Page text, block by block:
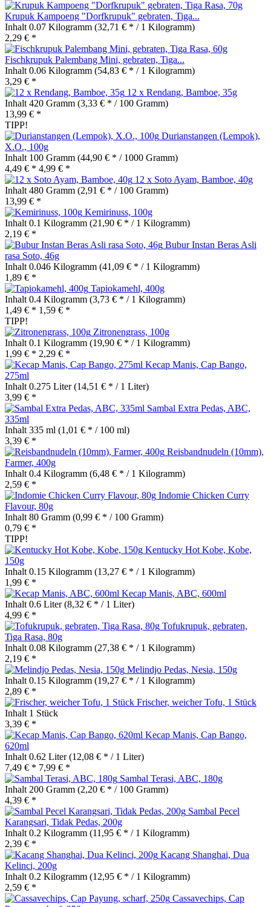
Krupuk Kampoeng "Dorfkrupuk" gebraten, Tiga...
Inhalt 0.07 Kilogramm (32,71 € * / 1 Kilogramm)
2,29 € *
Fischkrupuk Palembang Mini, gebraten, Tiga...
Inhalt 0.06 Kilogramm (54,83 € * / 1 Kilogramm)
3,29 € *
12 x Rendang, Bamboe, 35g
Inhalt 420 Gramm (3,33 € * / 100 Gramm)
13,99 € *
TIPP!
Durianstangen (Lempok),
X.O., 100g
Inhalt 100 Gramm (44,90 € * / 1000 Gramm)
4,49 € * 4,99 € *
12 x Soto Ayam, Bamboe, 40g
Inhalt 480 Gramm (2,91 € * / 100 Gramm)
13,99 € *
Kemirinuss, 100g
Inhalt 0.1 Kilogramm (21,90 € * / 1 Kilogramm)
2,19 € *
Bubur Instan Beras Asli
rasa Soto, 46g
Inhalt 0.046 Kilogramm (41,09 € * / 1 Kilogramm)
1,89 € *
Tapiokamehl, 400g
Inhalt 0.4 Kilogramm (3,73 € * / 1 Kilogramm)
1,49 € * 1,59 € *
TIPP!
Zitronengrass, 100g
Inhalt 0.1 Kilogramm (19,90 € * / 1 Kilogramm)
1,99 € * 2,29 € *
Kecap Manis, Cap Bango,
275ml
Inhalt 0.275 Liter(14,51 € * / 1 Liter)
3,99 € *
Sambal Extra Pedas, ABC,
335ml
Inhalt 335 ml (1,01 € * / 100 ml)
3,39 € *
Reisbandnudeln (10mm),
Farmer, 400g
Inhalt 0.4 Kilogramm (6,48 € * / 1 Kilogramm)
2,59 € *
Indomie Chicken Curry
Flavour, 80g
Inhalt 80 Gramm (0,99 € * / 100 Gramm)
0,79 € *
TIPP!
Kentucky Hot Kobe, Kobe,
150g
Inhalt 0.15 Kilogramm (13,27 € * / 1 Kilogramm)
1,99 € *
Kecap Manis, ABC, 600ml
Inhalt 0.6 Liter(8,32 € * / 1 Liter)
4,99 € *
Tofukrupuk, gebraten,
Tiga Rasa, 80g
Inhalt 0.08 Kilogramm (27,38 € * / 1 Kilogramm)
2,19 € *
Melindjo Pedas, Nesia, 150g
Inhalt 0.15 Kilogramm (19,27 € * / 1 Kilogramm)
2,89 € *
Frischer, weicher Tofu, 1 Stück
Inhalt 1 Stück
3,39 € *
Kecap Manis, Cap Bango,
620ml
Inhalt 0.62 Liter(12,08 € * / 1 Liter)
7,49 € * 7,99 € *
Sambal Terasi, ABC, 180g
Inhalt 200 Gramm (2,20 € * / 100 Gramm)
4,39 € *
Sambal Pecel
Karangsari, Tidak Pedas, 200g
Inhalt 0.2 Kilogramm (11,95 € * / 1 Kilogramm)
2,39 € *
Kacang Shanghai, Dua
Kelinci, 200g
Inhalt 0.2 Kilogramm (12,95 € * / 1 Kilogramm)
2,59 € *
Cassavechips, Cap